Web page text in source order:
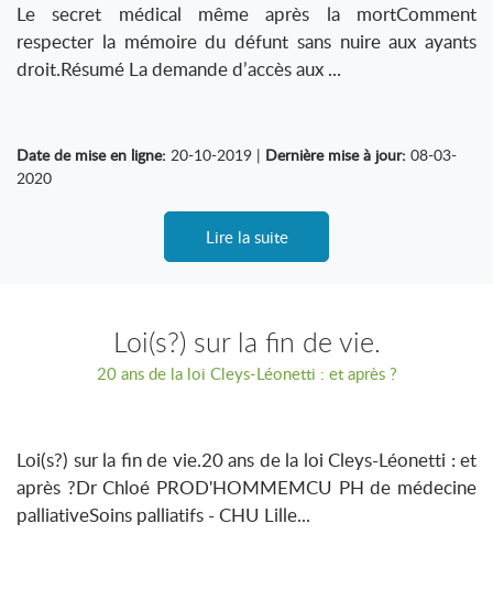
Le secret médical même après la mortComment
respecter la mémoire du défunt sans nuire aux ayants
droit.Résumé La demande d’accès aux ...
Date de mise en ligne: 20-10-2019 | Dernière mise à jour: 08-03-
2020
Lire la suite
Loi(s?) sur la fin de vie.
20 ans de la loi Cleys-Léonetti : et après ?
Loi(s?) sur la fin de vie.20 ans de la loi Cleys-Léonetti : et
après ?Dr Chloé PROD'HOMMEMCU PH de médecine
palliativeSoins palliatifs - CHU Lille...